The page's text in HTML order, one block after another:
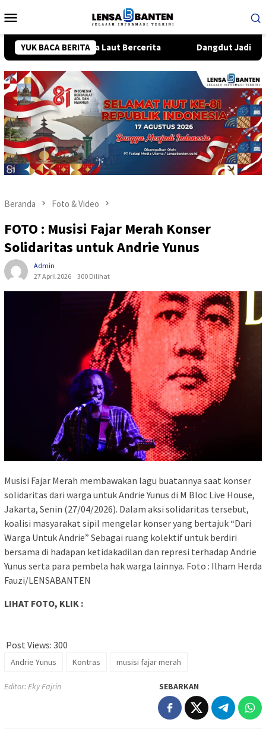
ke
Mobile
YUK BACA BERITA
Semesta Laut Bercerita Dangdut Jadi Napas Baru
Beranda Foto & Video
FOTO : Musisi Fajar Merah Konser
Solidaritas untuk Andrie Yunus
Admin
27 April 2026
300 Dilihat
Musisi Fajar Merah membawakan lagu buatannya saat konser
solidaritas dari warga untuk Andrie Yunus di M Bloc Live House,
Jakarta, Senin (27/04/2026). Dalam aksi solidaritas tersebut,
koalisi masyarakat sipil mengelar konser yang bertajuk “Dari
Warga Untuk Andrie” Sebagai ruang kolektif untuk berdiri
bersama di hadapan ketidakadilan dan represi terhadap Andrie
Yunus serta para pembela hak warga lainnya. Foto : Ilham Herda
Fauzi/LENSABANTEN
LIHAT FOTO, KLIK :
Post Views: 300
Andrie Yunus Kontras musisi fajar merah
Editor: Eky Fajrin SEBARKAN